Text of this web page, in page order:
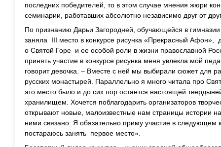
последних победителей, то в этом случае мнения жюри
семинарии, работавших абсолютно независимо друг от
По признанию Дарьи Загородней, обучающейся в
заняла III место в конкурсе рисунка «Прекрасный Афон»,
о Святой Горе и ее особой роли в жизни православной
принять участие в конкурсе рисунка меня увлекла мой
говорит девочка. – Вместе с ней мы выбирали сюжет для
русских монастырей. Параллельно я много читала про
это место было и до сих пор остается настоящей
хранилищем. Хочется поблагодарить организаторов
открывают новые, малоизвестные нам страницы истории
ними связано. Я обязательно приму участие в следующем
постараюсь занять первое место».